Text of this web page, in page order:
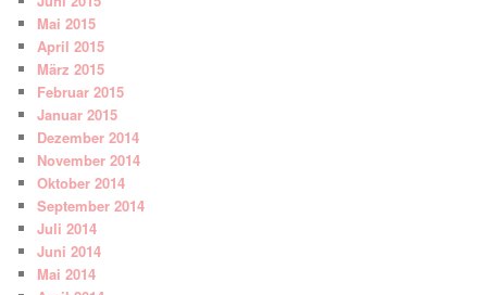
Mai 2015
April 2015
März 2015
Februar 2015
Januar 2015
Dezember 2014
November 2014
Oktober 2014
September 2014
Juli 2014
Juni 2014
Mai 2014